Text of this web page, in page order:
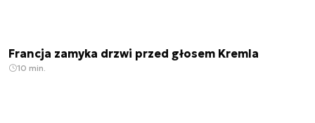
Francja zamyka drzwi przed głosem Kremla
10 min.